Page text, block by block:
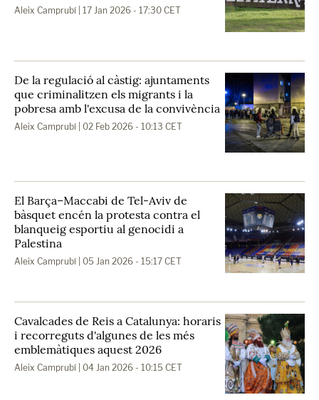
Aleix Camprubí | 17 Jan 2026 - 17:30 CET
De la regulació al càstig: ajuntaments
que criminalitzen els migrants i la
pobresa amb l'excusa de la convivència
Aleix Camprubí | 02 Feb 2026 - 10:13 CET
El Barça–Maccabi de Tel-Aviv de
bàsquet encén la protesta contra el
blanqueig esportiu al genocidi a
Palestina
Aleix Camprubí | 05 Jan 2026 - 15:17 CET
Cavalcades de Reis a Catalunya: horaris
i recorreguts d'algunes de les més
emblemàtiques aquest 2026
Aleix Camprubí | 04 Jan 2026 - 10:15 CET